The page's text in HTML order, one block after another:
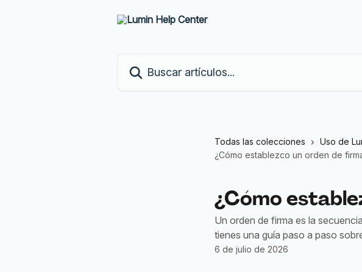
Todas las colecciones Uso de
¿Cómo establezco un orden de
¿Cómo
Un orden de firma es la
tienes una guía paso a paso
6 de julio de 2026